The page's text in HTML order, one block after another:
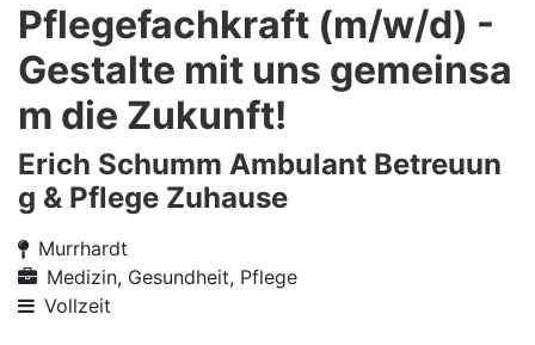
Pflegefachkraft (m/w/d) -
Gestalte mit uns gemeinsa
m die Zukunft!
Erich Schumm Ambulant Betreuun
g & Pflege Zuhause
Murrhardt
Medizin, Gesundheit, Pflege
Vollzeit